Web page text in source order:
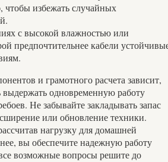
чтобы избежать случайных
с высокой влажностью или
предпочтительнее кабели
и грамотного расчета зависит,
выдержать одновременную работу
Не забывайте закладывать запас
или обновление техники.
нагрузку для домашней
вы обеспечите надежную работу
возможные вопросы решите до